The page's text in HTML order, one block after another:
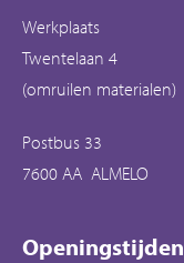
Werkplaats
Twentelaan 4
(omruilen materialen)
Postbus 33
7600 AA ALMELO
Openingstijden